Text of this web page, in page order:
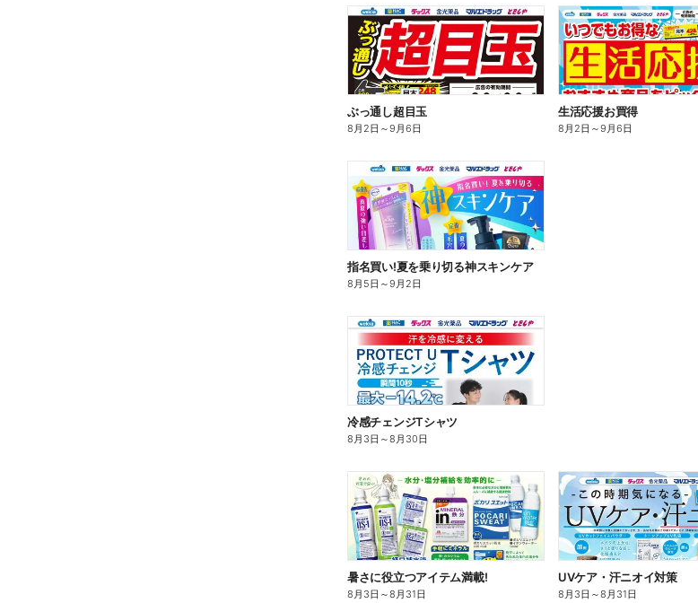
ぶっ通し超目玉
8月2日 ～9月6日
生活応援お買得
8月2日 ～9月6日
指名買い!夏を乗り切る神スキンケア
8月5日 ～9月2日
冷感チェンジTシャツ
8月3日 ～8月30日
暑さに役立つアイテム満載!
8月3日 ～8月31日
UVケア・汗ニオイ対策
8月3日 ～8月31日